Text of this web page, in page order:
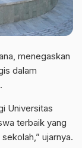
menegaskan
dalam
Universitas
terbaik yang
ujarnya.